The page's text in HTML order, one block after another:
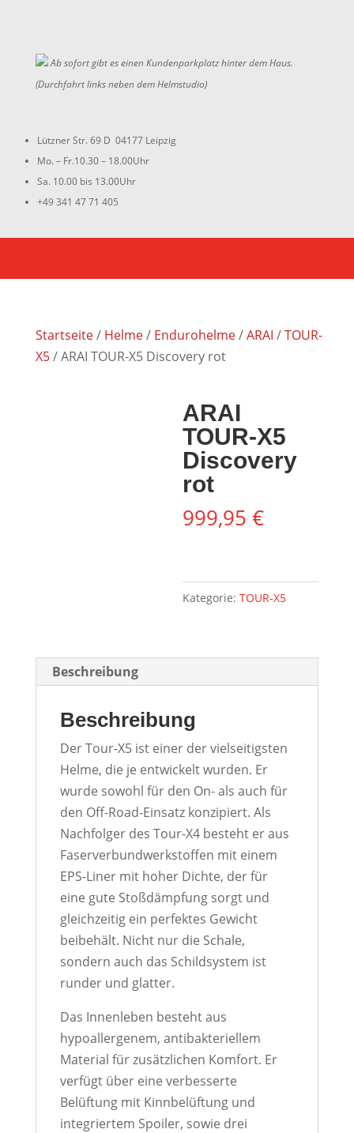
Ab sofort gibt es einen Kundenparkplatz hinter dem Haus.
(Durchfahrt links neben dem Helmstudio)
Lützner Str. 69 D 04177 Leipzig
Mo. – Fr.10.30 – 18.00Uhr
Sa. 10.00 bis 13.00Uhr
+49 341 47 71 405
Startseite/ Helme/ Endurohelme/ARAI /TOUR-
X5/ ARAI TOUR-X5 Discovery rot
ARAI
TOUR-X5
Discovery
rot
999,95€
Kategorie:TOUR-X5
Beschreibung
Beschreibung
Der Tour-X5 ist einer der vielseitigsten
Helme, die je entwickelt wurden. Er
wurde sowohl für den On- als auch für
den Off-Road-Einsatz konzipiert. Als
Nachfolger des Tour-X4 besteht er aus
Faserverbundwerkstoffen mit einem
EPS-Liner mit hoher Dichte, der für
eine gute Stoßdämpfung sorgt und
gleichzeitig ein perfektes Gewicht
beibehält. Nicht nur die Schale,
sondern auch das Schildsystem ist
runder und glatter.
Das Innenleben besteht aus
hypoallergenem, antibakteriellem
Material für zusätzlichen Komfort. Er
verfügt über eine verbesserte
Belüftung mit Kinnbelüftung und
integriertem Spoiler, sowie drei